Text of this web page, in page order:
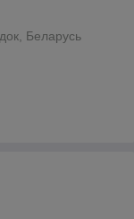
Беларусь